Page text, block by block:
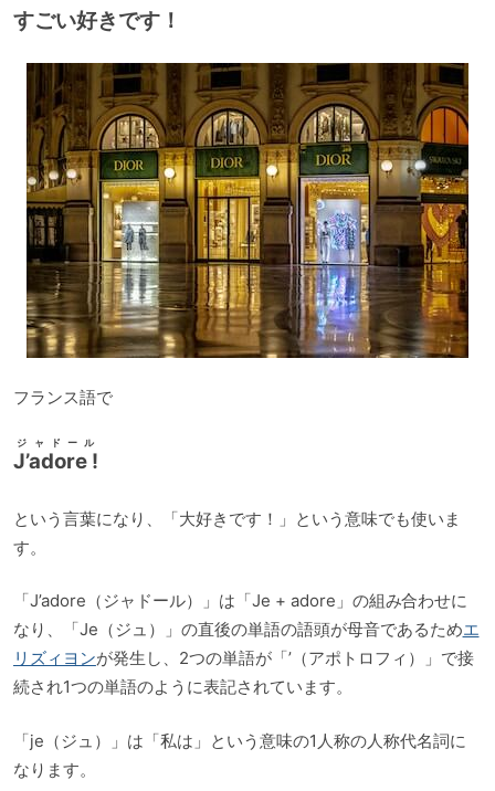
レ
すごい好きです！
フランス語で
J’adore !
ジャドール
という言葉になり、「大好きです！」という意味でも使いま
す。
「J’adore（ジャドール）」は「Je + adore」の組み合わせに
なり、「Je（ジュ）」の直後の単語の語頭が母音であるためエ
リズィヨンが発生し、2つの単語が「’（アポトロフィ）」で接
続され1つの単語のように表記されています。
「je（ジュ）」は「私は」という意味の1人称の人称代名詞に
なります。